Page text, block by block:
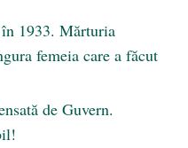
1933. Mărturia
femeia care a făcut
de Guvern.